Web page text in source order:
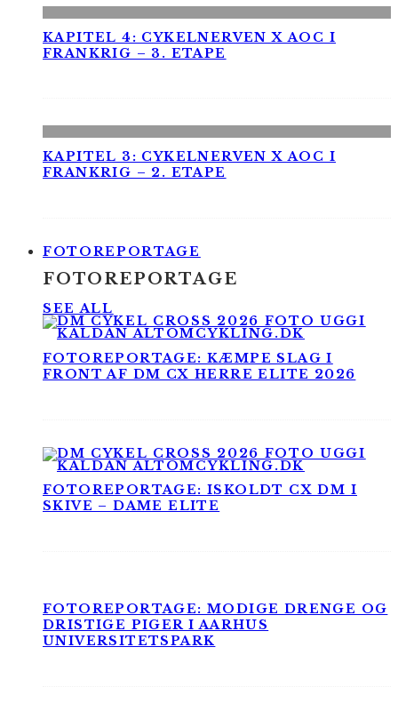
KAPITEL 4: CYKELNERVEN X AOC I
FRANKRIG – 3. ETAPE
KAPITEL 3: CYKELNERVEN X AOC I
FRANKRIG – 2. ETAPE
FOTOREPORTAGE
FOTOREPORTAGE
SEE ALL
FOTOREPORTAGE: KÆMPE SLAG I
FRONT AF DM CX HERRE ELITE 2026
FOTOREPORTAGE: ISKOLDT CX DM I
SKIVE – DAME ELITE
FOTOREPORTAGE: MODIGE DRENGE OG
DRISTIGE PIGER I AARHUS
UNIVERSITETSPARK